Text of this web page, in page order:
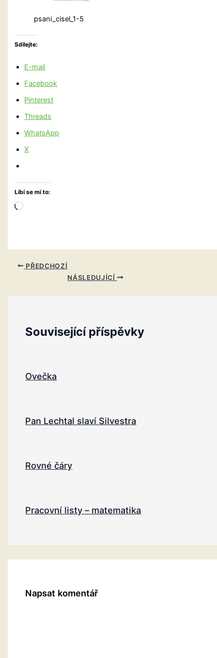
psani_cisel_1-5
Sdílejte:
E-mail
Facebook
Pinterest
Threads
WhatsApp
X
Líbí se mi to:
Načítání…
PŘEDCHOZÍ
NÁSLEDUJÍCÍ
Související příspěvky
Ovečka
Pan Lechtal slaví Silvestra
Rovné čáry
Pracovní listy – matematika
Napsat komentář